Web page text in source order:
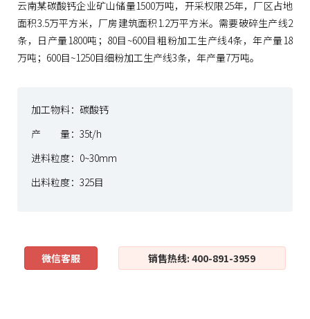
云南某碳酸钙企业矿山储量1500万吨，开采权限25年，厂区占地
面积3.5万平方米，厂房建筑面积1.2万平方米。需要破碎生产线2
条，日产量1800吨；80目~600目粗粉加工生产线4条，年产量18
万吨；600目~1250目细粉加工生产线3条，年产量7万吨。
加工物料：碳酸钙
产 量：35t/h
进料粒度：0~30mm
出料粒度：325目
微信客服 销售热线: 400-891-3959